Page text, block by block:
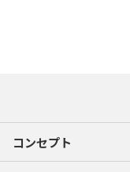
コンセプト